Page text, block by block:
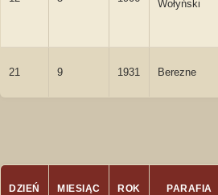
Wołyński
21 9 1931 Berezne
DZIEŃ MIESIĄC ROK PARAFIA